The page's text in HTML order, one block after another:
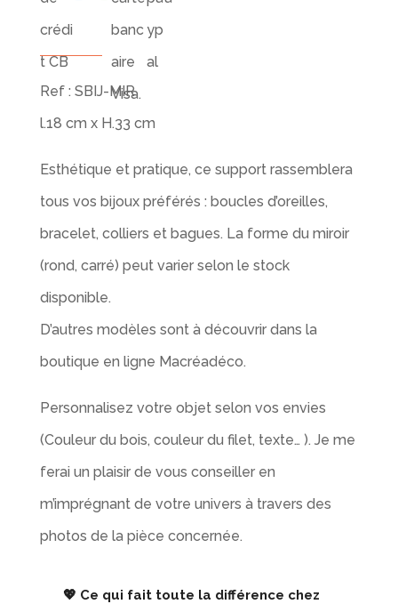
Ref : SBIJ-MIR
l.18 cm x H.33 cm
Esthétique et pratique, ce support rassemblera
tous vos bijoux préférés : boucles d’oreilles,
bracelet, colliers et bagues. La forme du miroir
(rond, carré) peut varier selon le stock
disponible.
D’autres modèles sont à découvrir dans la
boutique en ligne Macréadéco.
Personnalisez votre objet selon vos envies
(Couleur du bois, couleur du filet, texte… ). Je me
ferai un plaisir de vous conseiller en
m’imprégnant de votre univers à travers des
photos de la pièce concernée.
💖 Ce qui fait toute la différence chez